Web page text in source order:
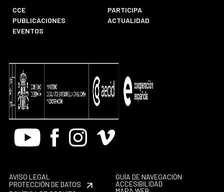
CCE
PARTICIPA
PUBLICACIONES
ACTUALIDAD
EVENTOS
Youtube FacebookInstagram
Vimeo
AVISO LEGAL
PROTECCIÓN DE DATOS
GUÍA DE NAVEGACIÓN
ACCESIBILIDAD